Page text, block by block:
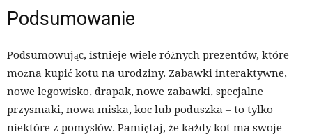
Podsumowanie
Podsumowując, istnieje wiele różnych prezentów, które
można kupić kotu na urodziny. Zabawki interaktywne,
nowe legowisko, drapak, nowe zabawki, specjalne
przysmaki, nowa miska, koc lub poduszka – to tylko
niektóre z pomysłów. Pamiętaj, że każdy kot ma swoje